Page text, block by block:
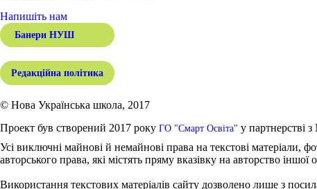
Напишіть нам
Банери НУШ
Редакційна політика
© Нова Українська школа, 2017
Проект був створений 2017 року ГО "Смарт Освіта" у партнерстві
Усі виключні майнові й немайнові права на текстові матеріали,
авторського права, які містять пряму вказівку на авторство іншої
Використання текстових матеріалів сайту дозволено лише з